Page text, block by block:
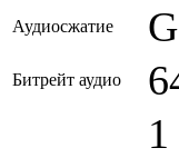
Аудиосжатие
Битрейт аудио